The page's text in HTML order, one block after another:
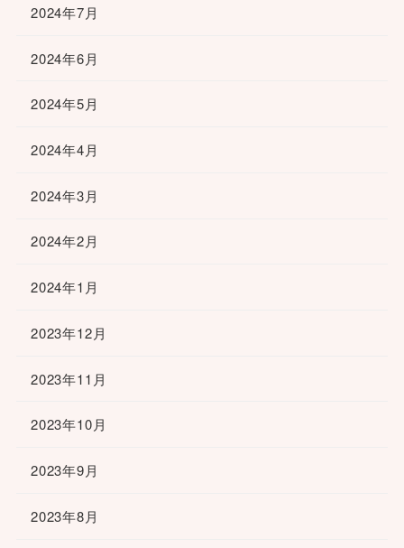
2024年7月
2024年6月
2024年5月
2024年4月
2024年3月
2024年2月
2024年1月
2023年12月
2023年11月
2023年10月
2023年9月
2023年8月